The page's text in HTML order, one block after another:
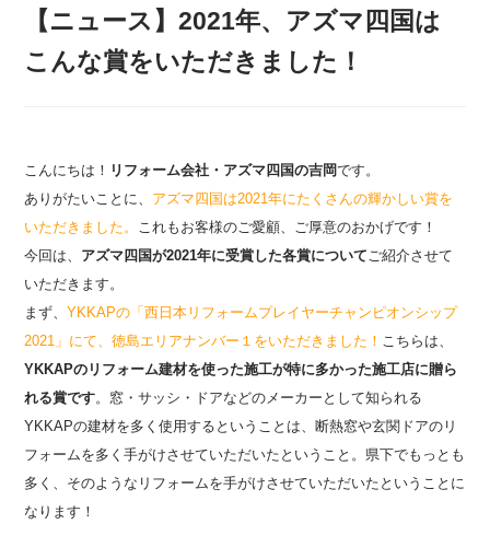
【ニュース】2021年、アズマ四国は
こんな賞をいただきました！
こんにちは！ リフォーム会社・アズマ四国の吉岡です。
ありがたいことに、 アズマ四国は2021年にたくさんの輝かしい賞を
いただきました。 これもお客様のご愛顧、ご厚意のおかげです！
今回は、 アズマ四国が2021年に受賞した各賞についてご紹介させて
いただきます。
まず、YKKAPの「西日本リフォームプレイヤーチャンピオンシップ
2021」にて、徳島エリアナンバー１をいただきました ！ こちらは、
YKKAPのリフォーム建材を使った施工が特に多かった施工店に贈ら
れる賞です。窓・サッシ・ドアなどのメーカーとして知られる
YKKAPの建材を多く使用するということは、断熱窓や玄関ドアのリ
フォームを多く手がけさせていただいたということ。県下でもっとも
多く、そのようなリフォームを手がけさせていただいたということに
なります！